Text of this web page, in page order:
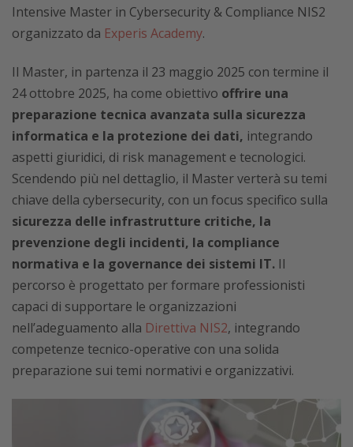
Intensive Master in Cybersecurity & Compliance NIS2
organizzato da Experis Academy.
Il Master, in partenza il 23 maggio 2025 con termine il
24 ottobre 2025, ha come obiettivo offrire una
preparazione tecnica avanzata sulla sicurezza
informatica e la protezione dei dati, integrando
aspetti giuridici, di risk management e tecnologici.
Scendendo più nel dettaglio, il Master verterà su temi
chiave della cybersecurity, con un focus specifico sulla
sicurezza delle infrastrutture critiche, la
prevenzione degli incidenti, la compliance
normativa e la governance dei sistemi IT. Il
percorso è progettato per formare professionisti
capaci di supportare le organizzazioni
nell’adeguamento alla Direttiva NIS2, integrando
competenze tecnico-operative con una solida
preparazione sui temi normativi e organizzativi.